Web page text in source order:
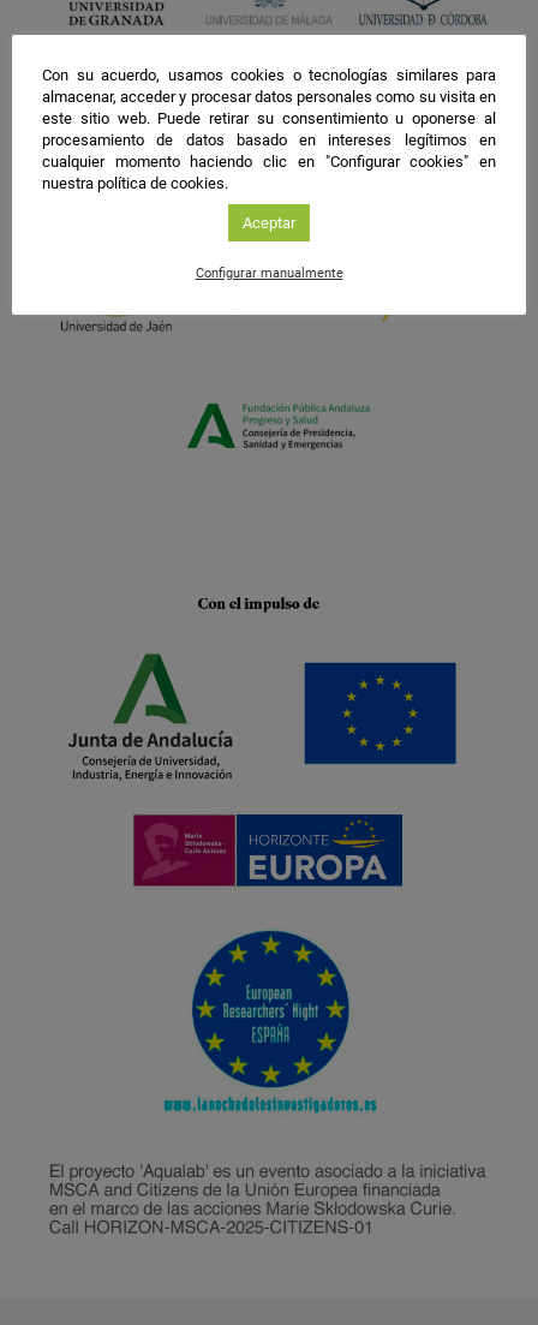
Con su acuerdo, usamos cookies o tecnologías similares para
almacenar, acceder y procesar datos personales como su visita en
este sitio web. Puede retirar su consentimiento u oponerse al
procesamiento de datos basado en intereses legítimos en
cualquier momento haciendo clic en "Configurar cookies" en
nuestra política de cookies.
Aceptar
Configurar manualmente